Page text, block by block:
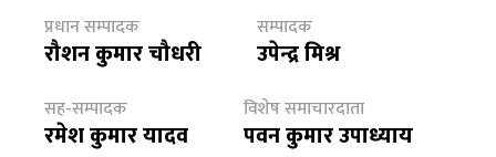
प्रधान सम्पादक
रौशन कुमार चौधरी
सम्पादक
उपेन्द्र मिश्र
सह-सम्पादक
रमेश कुमार यादव
विशेष समाचारदाता
पवन कुमार उपाध्याय